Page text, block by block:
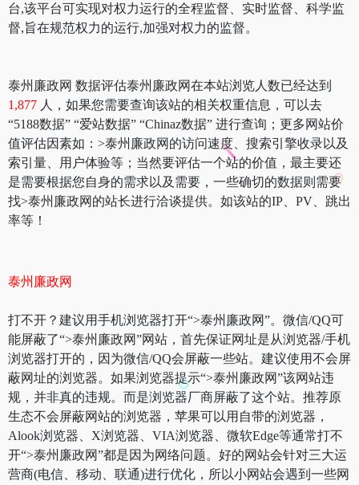
台,该平台可实现对权力运行的全程监督、实时监督、科学监
督,旨在规范权力的运行,加强对权力的监督。
泰州廉政网 数据评估泰州廉政网在本站浏览人数已经达到
1,877 人，如果您需要查询该站的相关权重信息，可以去
“5188数据” “爱站数据” “Chinaz数据” 进行查询；更多网站价
值评估因素如：>泰州廉政网的访问速度、搜索引擎收录以及
索引量、用户体验等；当然要评估一个站的价值，最主要还
是需要根据您自身的需求以及需要，一些确切的数据则需要
找>泰州廉政网的站长进行洽谈提供。如该站的IP、PV、跳出
率等！
泰州廉政网
打不开？建议用手机浏览器打开“>泰州廉政网”。微信/QQ可
能屏蔽了“>泰州廉政网”网站，首先保证网址是从浏览器/手机
浏览器打开的，因为微信/QQ会屏蔽一些站。建议使用不会屏
蔽网址的浏览器。如果浏览器提示“>泰州廉政网”该网站违
规，并非真的违规。而是浏览器厂商屏蔽了这个站。推荐原
生态不会屏蔽网站的浏览器，苹果可以用自带的浏览器，
Alook浏览器、X浏览器、VIA浏览器、微软Edge等通常打不
开“>泰州廉政网”都是因为网络问题。好的网站会针对三大运
营商(电信、移动、联通)进行优化，所以小网站会遇到一些网